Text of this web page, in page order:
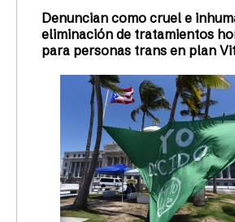
Denuncian como cruel e
eliminación de tratamientos
para personas trans en plan